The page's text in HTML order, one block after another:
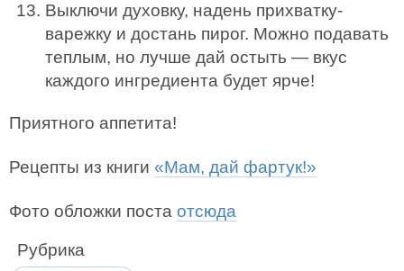
Выключи духовку, надень прихватку-
варежку и достань пирог. Можно подавать
теплым, но лучше дай остыть — вкус
каждого ингредиента будет ярче!
Приятного аппетита!
Рецепты из книги «Мам, дай фартук!»
Фото обложки поста отсюда
Рубрика